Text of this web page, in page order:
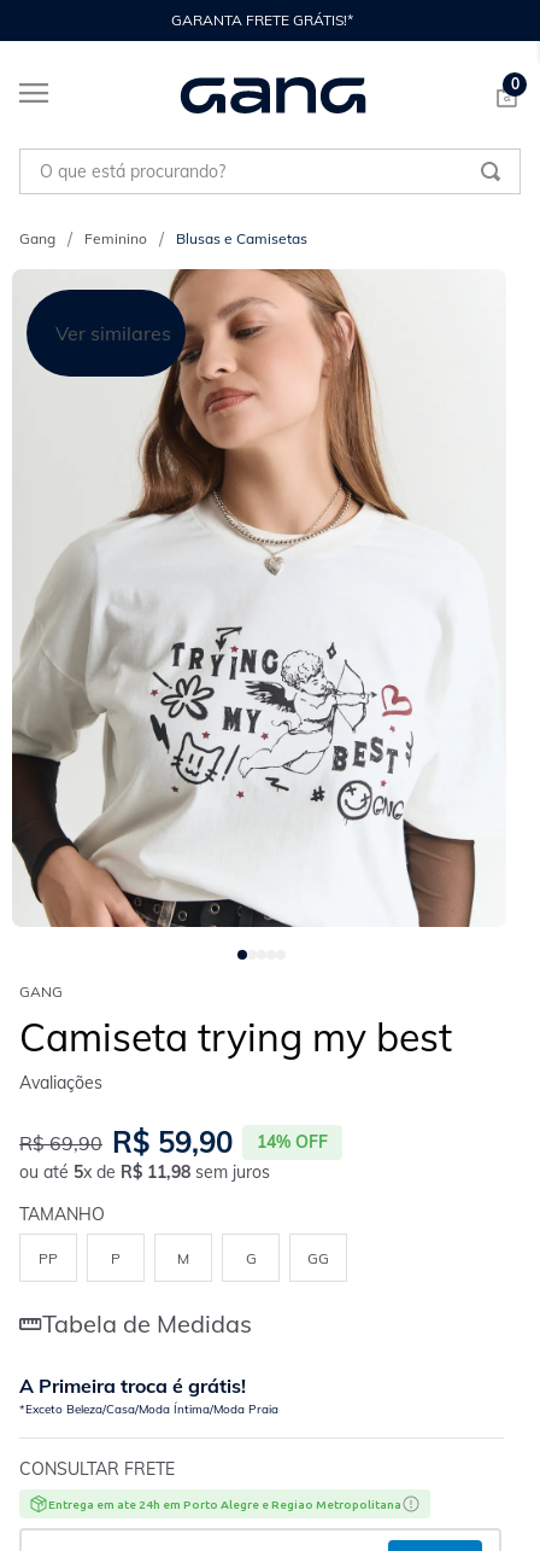
GARANTA FRETE GRÁTIS!*
0
O que está procurando?
Feminino Blusas e Camisetas
Ver similares
GANG
Camiseta trying my best
R$ 69,90 R$ 59,90 14% OFF
ou até 5x de R$ 11,98 sem juros
TAMANHO
PP P M G GG
Tabela de Medidas
A Primeira troca é grátis!
*Exceto Beleza/Casa/Moda Íntima/Moda Praia
CONSULTAR FRETE
Entrega em ate 24h em Porto Alegre e Regiao Metropolitana